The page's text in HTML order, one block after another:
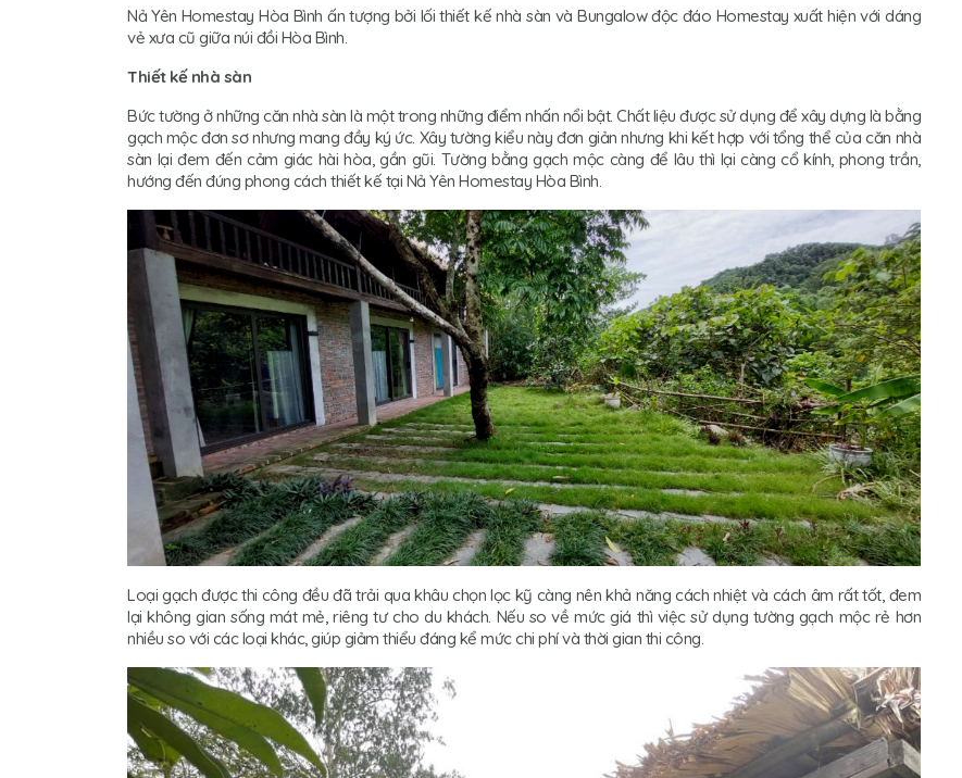
Nả Yên Homestay Hòa Bình ấn tượng bởi lối thiết kế nhà sàn và Bungalow độc đáo Homestay xuất hiện với dáng
vẻ xưa cũ giữa núi đồi Hòa Bình.
Thiết kế nhà sàn
Bức tường ở những căn nhà sàn là một trong những điểm nhấn nổi bật. Chất liệu được sử dụng để xây dựng là bằng
gạch mộc đơn sơ nhưng mang đầy ký ức. Xây tường kiểu này đơn giản nhưng khi kết hợp với tổng thể của căn nhà
sàn lại đem đến cảm giác hài hòa, gần gũi. Tường bằng gạch mộc càng để lâu thì lại càng cổ kính, phong trần,
hướng đến đúng phong cách thiết kế tại Nả Yên Homestay Hòa Bình.
Loại gạch được thi công đều đã trải qua khâu chọn lọc kỹ càng nên khả năng cách nhiệt và cách âm rất tốt, đem
lại không gian sống mát mẻ, riêng tư cho du khách. Nếu so về mức giá thì việc sử dụng tường gạch mộc rẻ hơn
nhiều so với các loại khác, giúp giảm thiểu đáng kể mức chi phí và thời gian thi công.